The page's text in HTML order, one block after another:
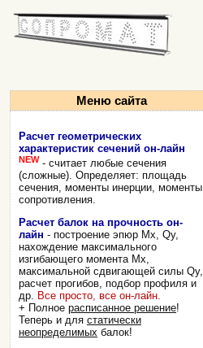
Меню сайта
Расчет геометрических
характеристик сечений он-лайн
NEW - считает любые сечения
(сложные). Определяет: площадь
сечения, моменты инерции, моменты
сопротивления.
Расчет балок на прочность он-
лайн - построение эпюр Mx, Qy,
нахождение максимального
изгибающего момента Mx,
максимальной сдвигающей силы Qy,
расчет прогибов, подбор профиля и
др. Все просто, все он-лайн.
+ Полное расписанное решение!
Теперь и для статически
неопределимых балок!